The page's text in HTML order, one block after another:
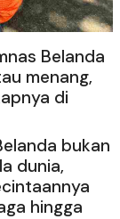
Belanda
menang,
di
bukan
dunia,
hingga